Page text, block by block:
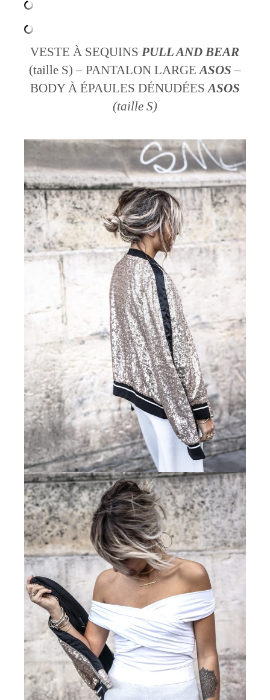
VESTE À SEQUINSPULL AND BEAR
(taille S) – PANTALON LARGEASOS –
BODY À ÉPAULES DÉNUDÉESASOS
(taille S)